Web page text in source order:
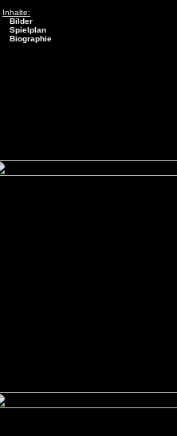
Inhalte:
Bilder
Spielplan
Biographie